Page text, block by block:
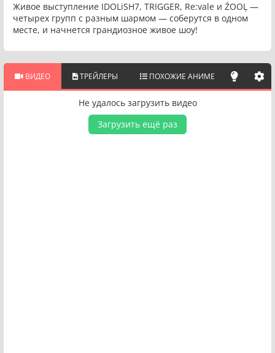
Живое выступление IDOLiSH7, TRIGGER, Re:vale и ŹOOĻ —
четырех групп с разным шармом — соберутся в одном
месте, и начнется грандиозное живое шоу!
ВИДЕО ТРЕЙЛЕРЫ ПОХОЖИЕ АНИМЕ
Не удалось загрузить видео
Загрузить ещё раз